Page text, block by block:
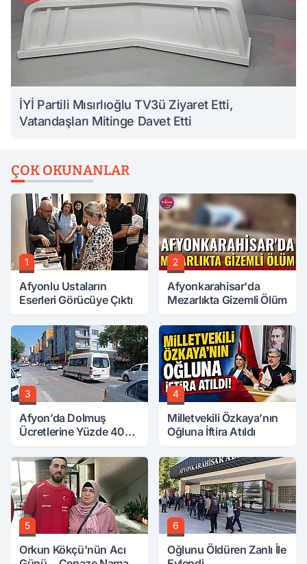
İYİ Partili Mısırlıoğlu TV3ü Ziyaret Etti,
Vatandaşları Mitinge Davet Etti
ÇOK OKUNANLAR
1
Afyonlu Ustaların
Eserleri Görücüye Çıktı
2
Afyonkarahisar'da
Mezarlıkta Gizemli Ölüm
3
Afyon’da Dolmuş
Ücretlerine Yüzde 40
4
Milletvekili Özkaya’nın
Oğluna İftira Atıldı
5
Orkun Kökçü'nün Acı
6
Oğlunu Öldüren Zanlı İle